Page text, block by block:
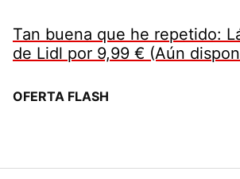
Tan buena que he repetido:
de Lidl por 9,99 € (Aún
OFERTA FLASH